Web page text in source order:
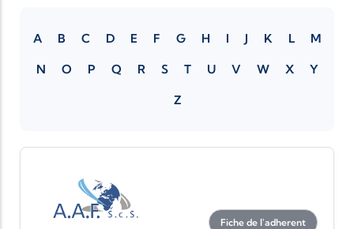
A B C D E F G H I J K L M
N O P Q R S T U V W X Y
Z
Fiche de l'adherent